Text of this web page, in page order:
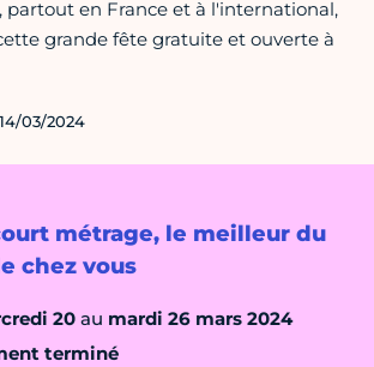
métrage, le meilleur du
chez vous
20 au mardi 26 mars 2024
terminé
partout en France et à l'international,
grande fête gratuite et ouverte à
03/2024